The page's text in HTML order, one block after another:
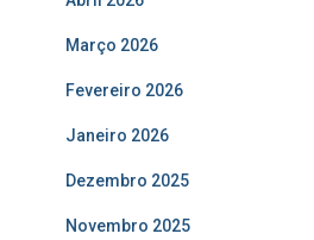
Março 2026
Fevereiro 2026
Janeiro 2026
Dezembro 2025
Novembro 2025